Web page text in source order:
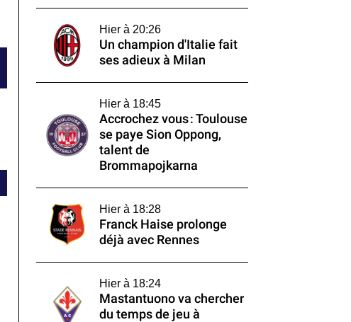
Hier à 20:26
Un champion d'Italie fait
ses adieux à Milan
Hier à 18:45
Accrochez vous : Toulouse
se paye Sion Oppong,
talent de
Brommapojkarna
Hier à 18:28
Franck Haise prolonge
déjà avec Rennes
Hier à 18:24
Mastantuono va chercher
du temps de jeu à